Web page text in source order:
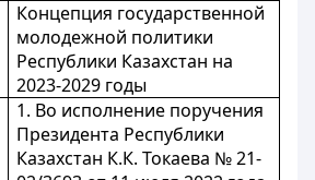
Концепция государственной
молодежной политики
Республики Казахстан на
2023-2029 годы
1. Во исполнение поручения
Президента Республики
Казахстан К.К. Токаева № 21-